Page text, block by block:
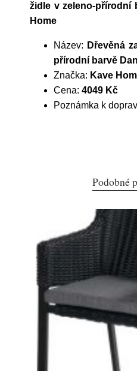
židle v zeleno-přírodní
Home
Název: Dřevěná
přírodní barvě
Značka: Kave
Cena: 4049 Kč
Poznámka k
Podobné